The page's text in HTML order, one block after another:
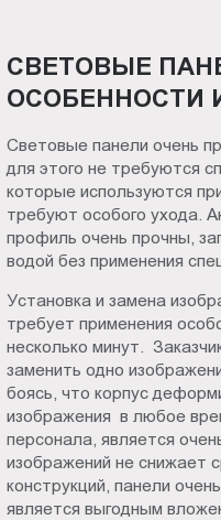
СВЕТОВЫЕ
ОСОБЕННОСТИ
Световые панели очень
для этого не требуются
которые используются
требуют особого ухода.
профиль очень прочны,
водой без применения
Установка и замена
требует применения
несколько минут.
заменить одно
боясь, что корпус
изображения в любое
персонала, является
изображений не снижает
конструкций, панели
является выгодным